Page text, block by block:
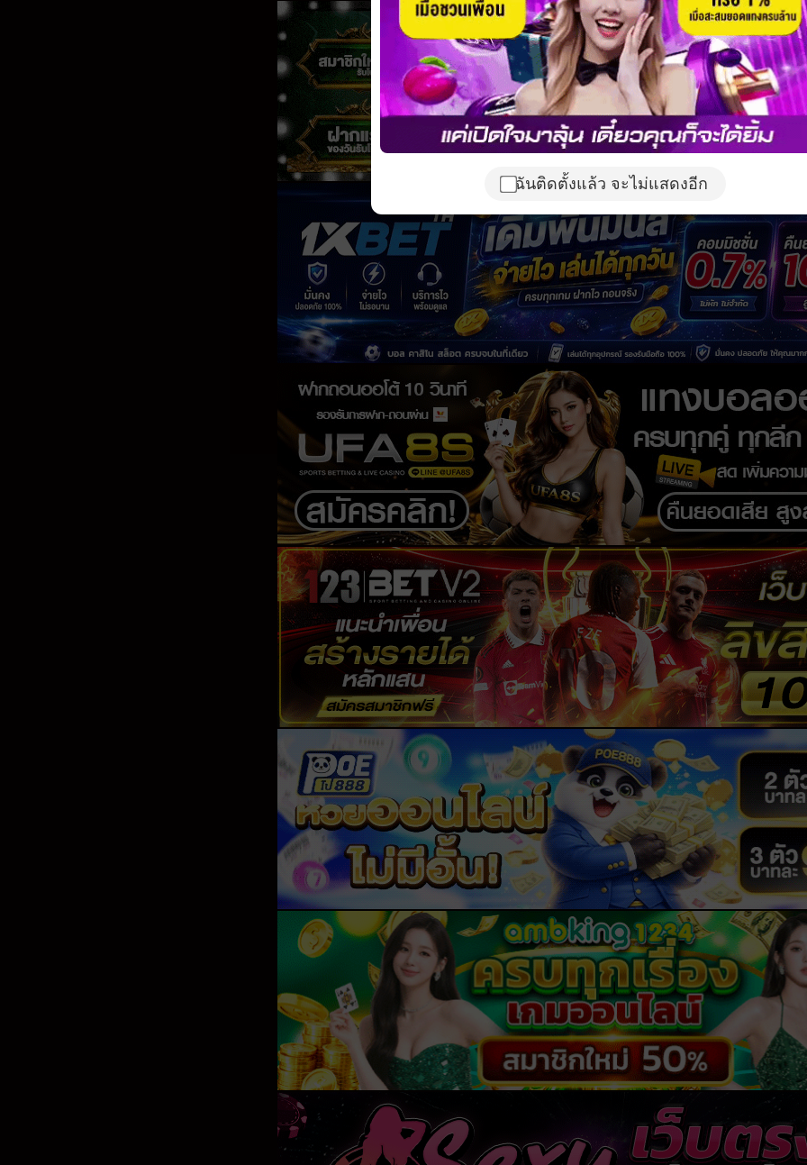
ฉันติดตั้งแล้ว จะไม่แสดงอีก